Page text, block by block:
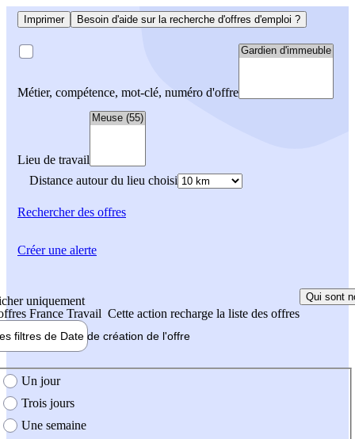
Imprimer Besoin d'aide sur la recherche d'offres d'emploi ?
Métier, compétence, mot-clé, numéro d'offre
Lieu de travail
Distance autour du lieu choisi
Rechercherdes offres
uniquement
France Travail Cette action recharge la liste des offres
Qui sont
filtres de Date de création de l'offre
création de l'offre
Un jour
Trois jours
Une semaine
Créer une alerte